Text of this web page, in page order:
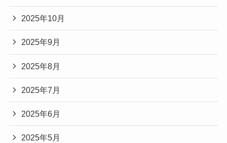
2025年10月
2025年9月
2025年8月
2025年7月
2025年6月
2025年5月